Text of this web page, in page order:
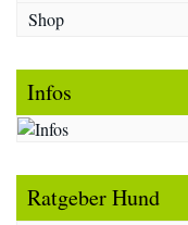
Shop
Infos
Ratgeber Hund